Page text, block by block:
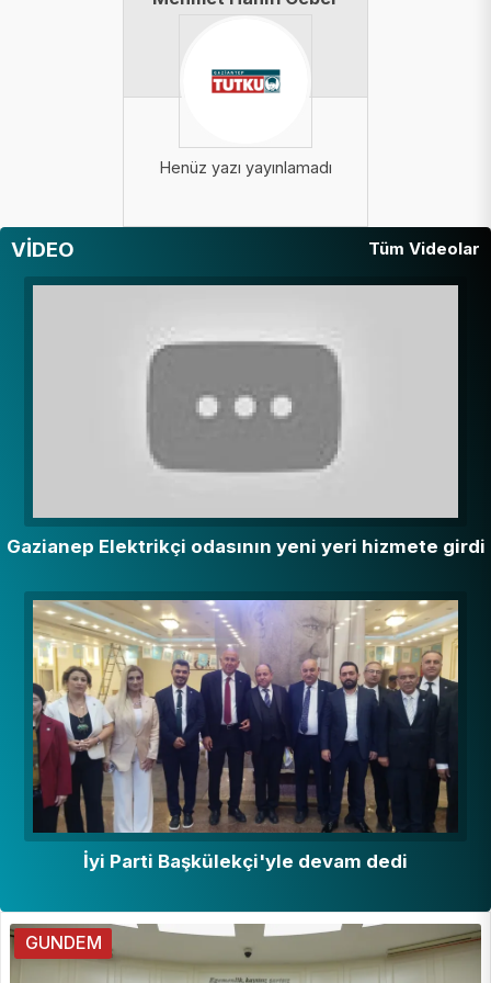
Henüz yazı yayınlamadı
VİDEO Tüm Videolar
Gazianep Elektrikçi odasının yeni yeri hizmete girdi
İyi Parti Başkülekçi'yle devam dedi
GUNDEM